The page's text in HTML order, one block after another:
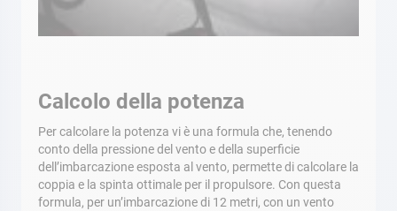
Calcolo della potenza
Per calcolare la potenza vi è una formula che, tenendo
conto della pressione del vento e della superficie
dell’imbarcazione esposta al vento, permette di calcolare la
coppia e la spinta ottimale per il propulsore. Con questa
formula, per un’imbarcazione di 12 metri, con un vento